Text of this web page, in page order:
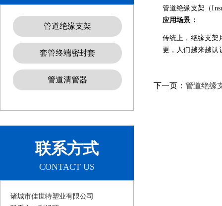
管道绝缘支架
套管终端密封套
管道清管器
联系方式
CONTACT US
诸城市佳世特塑业有限公司
管道绝缘支架（
应用场景：
传统上，绝缘支架
更，人们越来越认
下一页： 管道绝缘